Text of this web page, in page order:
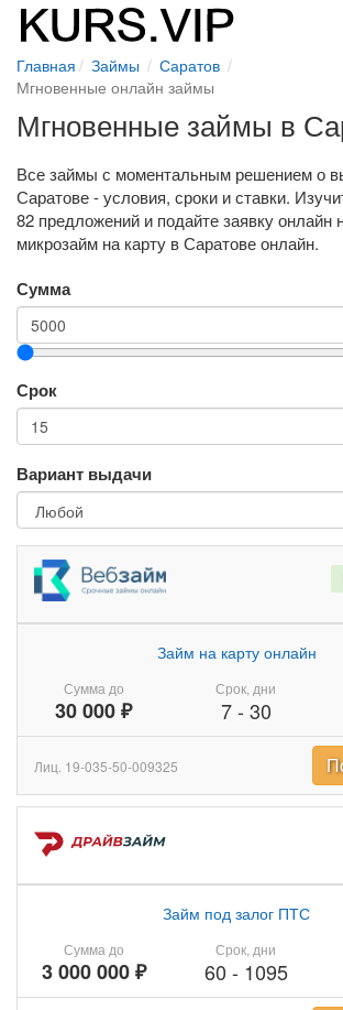
Главная Займы
Саратов
Мгновенные онлайн займы
Мгновенные займы в
Все займы с моментальным решением о
Саратове - условия, сроки и ставки.
82 предложений и подайте заявку онлайн
микрозайм на карту в Саратове онлайн.
Сумма
Срок
Вариант выдачи
Сумма до
30 000 ₽
Займ на карту онлайн
Срок, дни
7- 30
Лиц. 19-035-50-009325
Сумма до
3 000 000 ₽
Займ под залог ПТС
Срок, дни
60 - 1095